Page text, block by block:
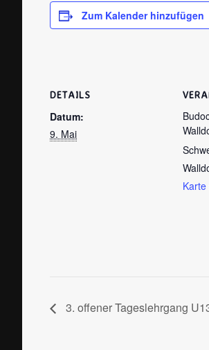
Zum Kalender hinzufügen
DETAILS
Datum:
9. Mai
3. offener Tageslehrgang